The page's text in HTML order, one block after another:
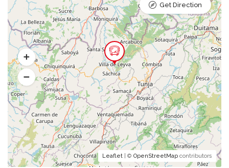
Leaflet | © OpenStreetMap contributors
Get Direction